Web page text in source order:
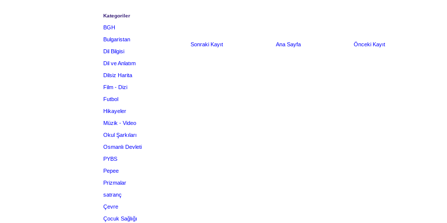
Sonraki Kayıt Önceki Kayıt
Ana Sayfa
Kategoriler
BGH
Bulgaristan
Dil Bilgisi
Dil ve Anlatım
Dilsiz Harita
Film - Dizi
Futbol
Hikayeler
Müzik - Video
Okul Şarkıları
Osmanlı Devleti
PYBS
Pepee
Prizmalar
satranç
Çevre
Çocuk Sağlığı